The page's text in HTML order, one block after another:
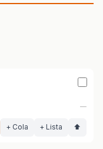
—
+ Cola + Lista ⬆